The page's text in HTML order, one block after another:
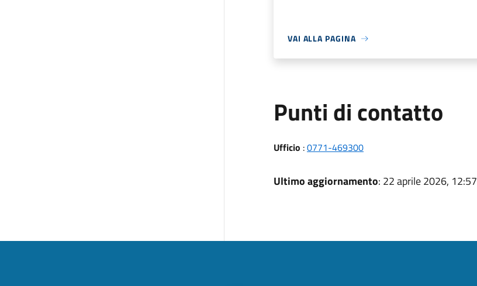
VAI ALLA PAGINA
Punti di contatto
Ufficio :0771-469300
Ultimo aggiornamento: 22 aprile 2026, 12:57